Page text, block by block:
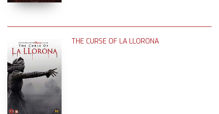
THE CURSE OF LA LLORONA